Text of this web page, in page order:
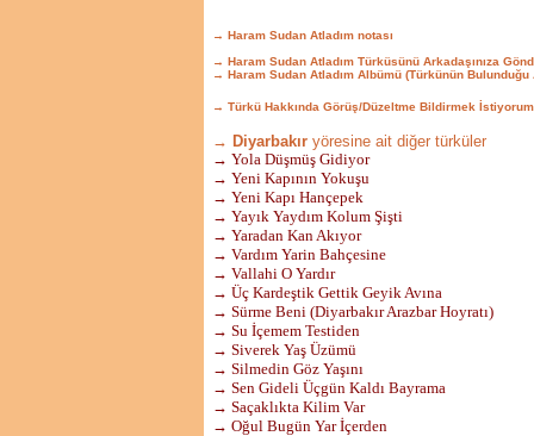
→ Haram Sudan Atladım notası
→ Haram Sudan Atladım Türküsünü Arkadaşınıza
→ Haram Sudan Atladım Albümü (Türkünün Bulunduğu
→ Türkü Hakkında Görüş/Düzeltme Bildirmek İstiyorum
→ Diyarbakır yöresine ait diğer türküler
→ Yola Düşmüş Gidiyor
→ Yeni Kapının Yokuşu
→ Yeni Kapı Hançepek
→ Yayık Yaydım Kolum Şişti
→ Yaradan Kan Akıyor
→ Vardım Yarin Bahçesine
→ Vallahi O Yardır
→ Üç Kardeştik Gettik Geyik Avına
→ Sürme Beni (Diyarbakır Arazbar Hoyratı)
→ Su İçemem Testiden
→ Siverek Yaş Üzümü
→ Silmedin Göz Yaşını
→ Sen Gideli Üçgün Kaldı Bayrama
→ Saçaklıkta Kilim Var
→ Oğul Bugün Yar İçerden